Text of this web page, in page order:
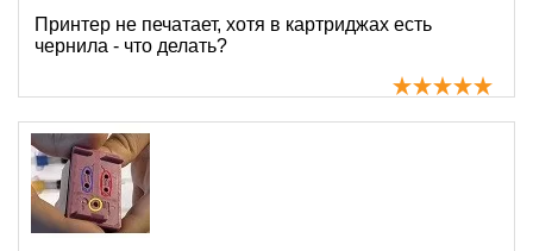
Принтер не печатает, хотя в картриджах есть
чернила - что делать?